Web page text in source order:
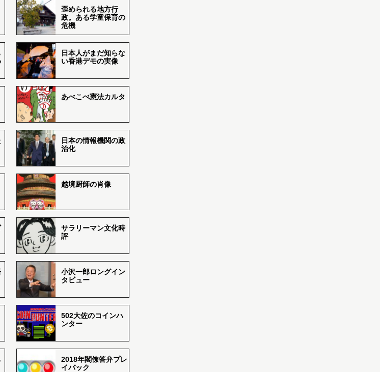
歪められる地方行
政。ある学童保育の
危機
日本人がまだ知らな
い香港デモの実像
あべこべ憲法カルタ
日本の情報機関の政
治化
越境厨師の肖像
サラリーマン文化時
評
小沢一郎ロングイン
タビュー
502大佐のコインハ
ンター
2018年閣僚答弁プレ
イバック